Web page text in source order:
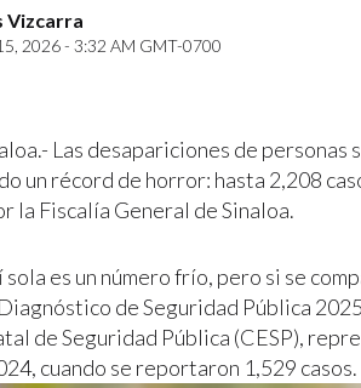
Vizcarra
2026 - 3:32 AM GMT-0700
Las desapariciones de personas
un récord de horror: hasta 2,208
la Fiscalía General de Sinaloa.
sola es un número frío, pero si se
de Seguridad Pública
de Seguridad Pública (CESP),
cuando se reportaron 1,529 casos.